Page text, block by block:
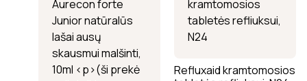
Refluxaid kramtomosios